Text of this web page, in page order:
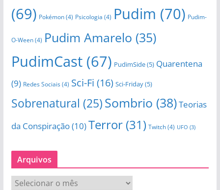
(69) Pokémon(4) Psicologia (4) Pudim (70) Pudim-
O-Ween(4) Pudim Amarelo (35)
PudimCast(67) PudimSide(5) Quarentena
(9) Redes Sociais(4) Sci-Fi (16) Sci-Friday(5)
Sobrenatural (25)Sombrio (38)Teorias
da Conspiração(10)Terror(31) Twitch(4) UFO (3)
Arquivos